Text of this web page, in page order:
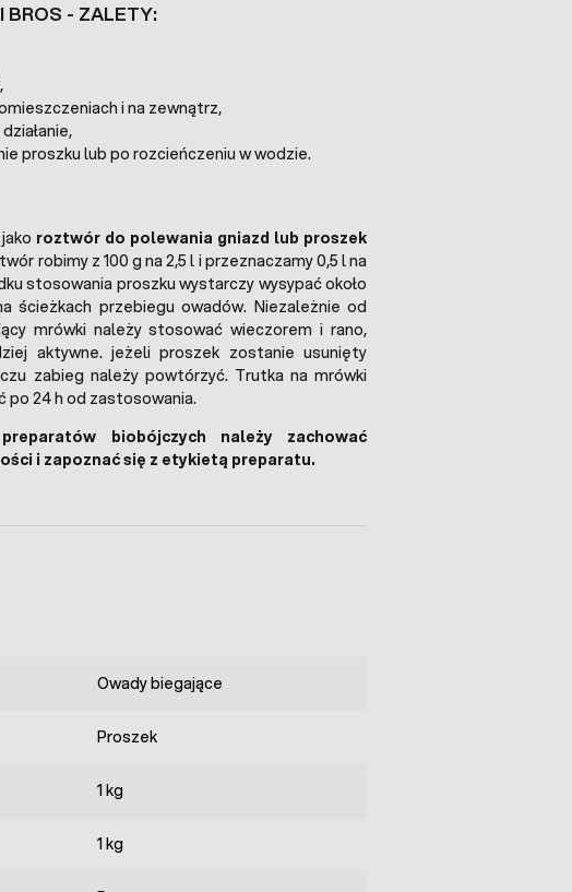
BROS - ZALETY:
i na zewnątrz,
proszku lub po rozcieńczeniu w wodzie.
roztwór do polewania gniazd lub proszek
robimy z 100 g na 2,5 l i przeznaczamy 0,5 l na
stosowania proszku wystarczy wysypać około
ścieżkach przebiegu owadów. Niezależnie od
mrówki należy stosować wieczorem i rano,
aktywne. jeżeli proszek zostanie usunięty
zabieg należy powtórzyć. Trutka na mrówki
24 h od zastosowania.
biobójczych należy zachować
i zapoznać się z etykietą preparatu.
Owady biegające
Proszek
1 kg
1 kg